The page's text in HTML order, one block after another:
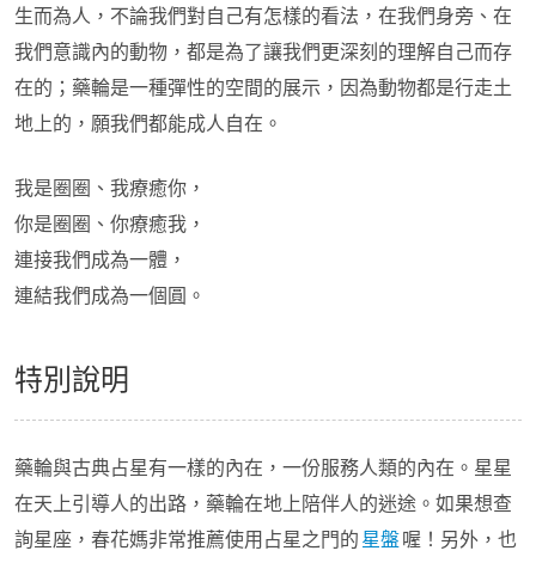
生而為人，不論我們對自己有怎樣的看法，在我們身旁、在
我們意識內的動物，都是為了讓我們更深刻的理解自己而存
在的；藥輪是一種彈性的空間的展示，因為動物都是行走土
地上的，願我們都能成人自在。
我是圈圈、我療癒你，
你是圈圈、你療癒我，
連接我們成為一體，
連結我們成為一個圓。
特別說明
藥輪與古典占星有一樣的內在，一份服務人類的內在。星星
在天上引導人的出路，藥輪在地上陪伴人的迷途。如果想查
詢星座，春花媽非常推薦使用占星之門的星盤喔！另外，也